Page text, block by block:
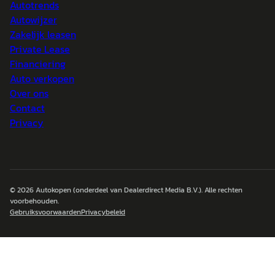
Autotrends
Autowijzer
Zakelijk leasen
Private Lease
Financiering
Auto verkopen
Over ons
Contact
Privacy
© 2026Autokopen(onderdeel van Dealerdirect Media B.V.). Alle rechten
voorbehouden.
GebruiksvoorwaardenPrivacybeleid